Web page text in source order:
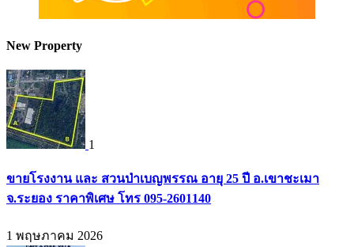
New Property
1
ขายโรงงาน และ สวนป่าเบญพรรณ อายุ 25 ปี อ.เขาชะเมา
จ.ระยอง ราคาพิเศษ โทร 095-2601140
1 พฤษภาคม 2026